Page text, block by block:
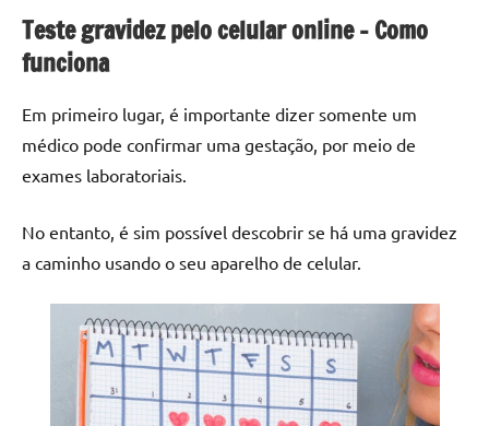
Teste gravidez pelo celular online – Como
funciona
Em primeiro lugar, é importante dizer somente um
médico pode confirmar uma gestação, por meio de
exames laboratoriais.
No entanto, é sim possível descobrir se há uma gravidez
a caminho usando o seu aparelho de celular.